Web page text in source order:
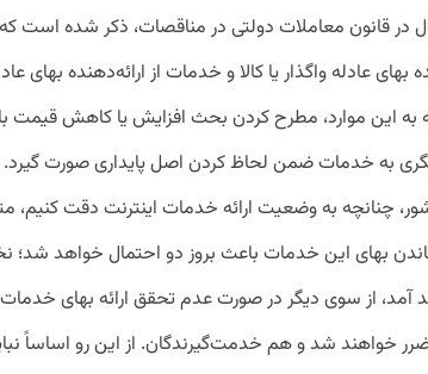
در قانون معاملات دولتی در مناقصات، ذکر شده است
بهای عادله واگذار یا کالا و خدمات از ارائه‌دهنده‌ بهای
این موارد، مطرح کردن بحث افزایش یا کاهش قیمت
به خدمات ضمن لحاظ کردن اصل پایداری صورت
چنانچه به وضعیت ارائه‌ خدمات اینترنت دقت کنیم،
بهای این خدمات باعث بروز دو احتمال خواهد
آمد، از سوی دیگر در صورت عدم تحقق ارائه‌ بهای
خواهند شد و هم خدمت‌گیرندگان. از این رو اساساً